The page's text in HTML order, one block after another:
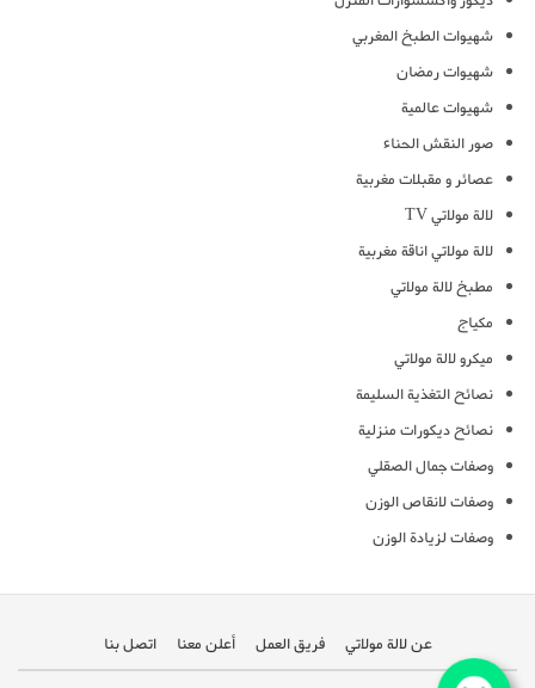
شهيوات الطبخ المغربي
شهيوات رمضان
شهيوات عالمية
صور النقش الحناء
عصائر و مقبلات مغربية
لالة مولاتي TV
لالة مولاتي اناقة مغربية
مطبخ لالة مولاتي
مكياج
ميكرو لالة مولاتي
نصائح التغذية السليمة
نصائح ديكورات منزلية
وصفات جمال الصقلي
وصفات لانقاص الوزن
وصفات لزيادة الوزن
عن لالة مولاتي فريق العمل أعلن معنا اتصل بنا